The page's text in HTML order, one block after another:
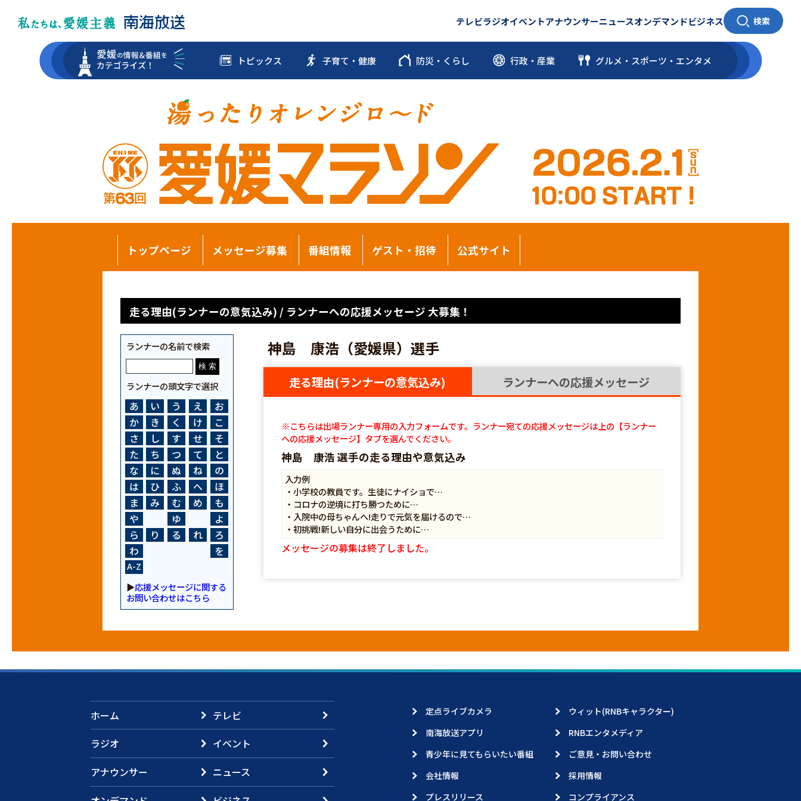
テレビラジオイベントアナウンサーニュースオンデマンドビジネス 検索
トピックス 子育て・健康 防災・くらし 行政・産業 グルメ・スポーツ ・ エンタメ
トップページ メッセージ募集 番組情報 ゲスト・招待 公式サイト
走る理由(ランナーの意気込み) / ランナーへの応援メッセージ 大募集！
ランナーの名前で検索
ランナーの頭文字で選択
あ い う え
お
か
き く け
こ
さ
し す せ
そ
た
ち つ て
と
な
に ぬ ね
の
は
ひ ふ へ
ほ
ま
み む め
も
や
ゆ
よ
ら
り る れ
ろ
わ
を
A-Z
▶応援メッセージに関する
お問い合わせはこちら
神島 康浩（愛媛県）選手
走る理由(ランナーの意気込み) ランナーへの応援メッセージ
※こちらは出場ランナー専用の入力フォームです。ランナー宛ての応援メッセージは上の【ランナー
への応援メッセージ】タブを選んでください。
神島 康浩 選手の走る理由や意気込み
入力例
・小学校の教員です。生徒にナイショで…
・コロナの逆境に打ち勝つために…
・入院中の母ちゃんへ!走りで元気を届けるので…
・初挑戦!新しい自分に出会うために…
メッセージの募集は終了しました。
ホーム
テレビ
ラジオ
イベント
アナウンサー
ニュース
定点ライブカメラ
ウィット(RNBキャラクター)
南海放送アプリ
RNBエンタメディア
青少年に見てもらいたい番組
ご意見・お問い合わせ
会社情報
採用情報
プレスリリース
コンプライアンス